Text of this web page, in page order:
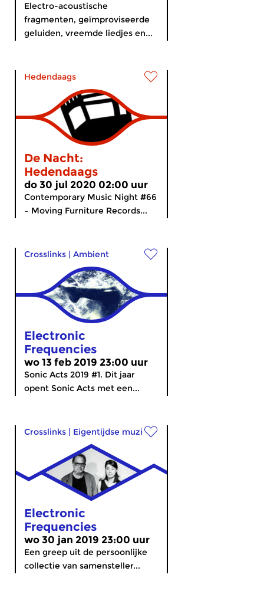
Electro-acoustische
fragmenten, geïmproviseerde
geluiden, vreemde liedjes en...
Hedendaags
De Nacht:
Hedendaags
do 30 jul 2020 02:00 uur
Contemporary Music Night #66
– Moving Furniture Records...
Crosslinks | Ambient
Electronic
Frequencies
wo 13 feb 2019 23:00 uur
Sonic Acts 2019 #1. Dit jaar
opent Sonic Acts met een...
Crosslinks | Eigentijdse muziek
Electronic
Frequencies
wo 30 jan 2019 23:00 uur
Een greep uit de persoonlijke
collectie van samensteller...